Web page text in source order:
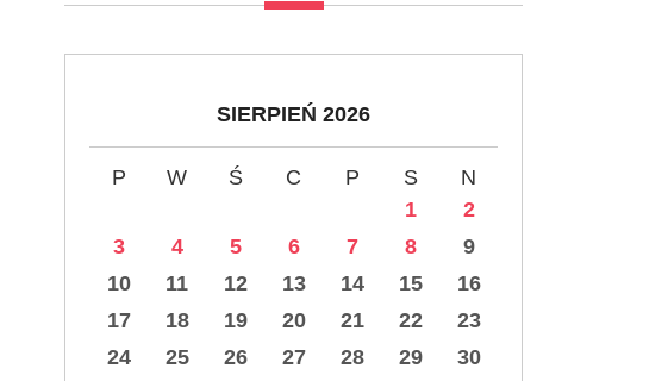
SIERPIEŃ 2026
P W Ś C P S
N
1
2
3
4 5 6 7 8
9
10
11 12 13 14 15
16
17
18 19 20 21 22
23
24
25 26 27 28 29
30